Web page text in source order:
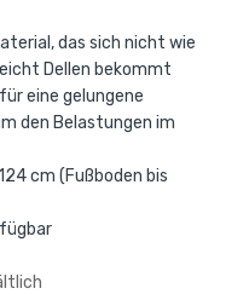
das sich nicht wie
Dellen bekommt
eine gelungene
den Belastungen im
cm (Fußboden bis